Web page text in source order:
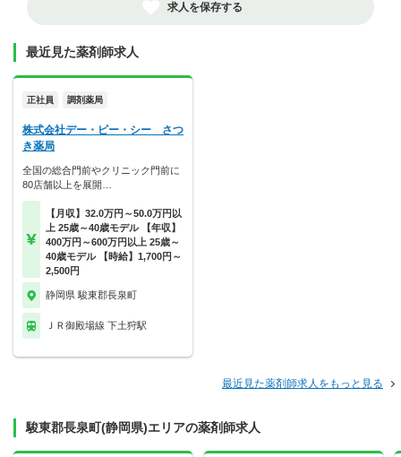
求人を保存する
最近見た薬剤師求人
正社員 調剤薬局
株式会社デー・ピー・シー さつ
き薬局
全国の総合門前やクリニック門前に
80店舗以上を展開…
【月収】32.0万円～50.0万円以
上 25歳～40歳モデル 【年収】
400万円～600万円以上 25歳～
40歳モデル 【時給】1,700円～
2,500円
静岡県 駿東郡長泉町
ＪＲ御殿場線 下土狩駅
最近見た薬剤師求人をもっと見る
駿東郡長泉町(静岡県)エリアの薬剤師求人